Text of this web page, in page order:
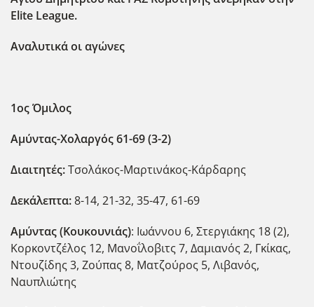
Elite League.
Αναλυτικά οι αγώνες
1ος Όμιλος
Αμύντας-Χολαργός 61-69 (3-2)
Διαιτητές:Τσολάκος-Μαρτινάκος-Κάρδαρης
Δεκάλεπτα:8-14, 21-32, 35-47, 61-69
Αμύντας (Κουκουνιάς): Ιωάννου 6, Στεργιάκης 18 (2),
Κορκοντζέλος 12, Μανοΐλοβιτς 7, Δαμιανός 2, Γκίκας,
Ντουζίδης 3, Ζούπας 8, Ματζούρος 5, Λιβανός,
Ναυπλιώτης